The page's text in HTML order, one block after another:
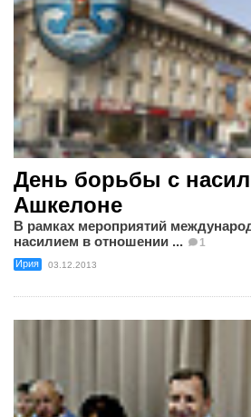
День борьбы с
Ашкелоне
В рамках мероприятий
насилием в отношении ...
1
Ирия 03.12.2013